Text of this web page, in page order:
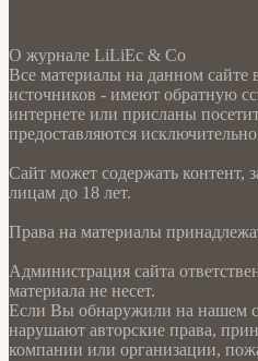
О журнале LiLiEc & Co
Все материалы на данном сайте
источников - имеют обратную
интернете или присланы
предоставляются
Сайт может содержать контент,
лицам до 18 лет.
Права на материалы
Администрация сайта
материала не несет.
Если Вы обнаружили на нашем
нарушают авторские права,
компании или организации,